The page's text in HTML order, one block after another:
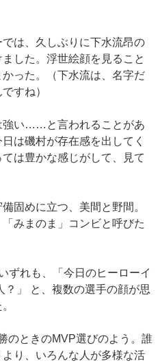
は、久しぶりに下水流昂の
した。浮世絵顔を見ること
った。（下水流は、名字だ
すね）
強い……と言われることがあ
は磯村が存在感を出してく
は豊かな感じがして、見て
固めに立つ、美間と野間。
「みまのま」コンビと呼びた
ずれも、「今日のヒーローイ
？」 と、複数の選手の顔が思
のときのMVP選びのよう。誰
り、いろんな人が多様な活